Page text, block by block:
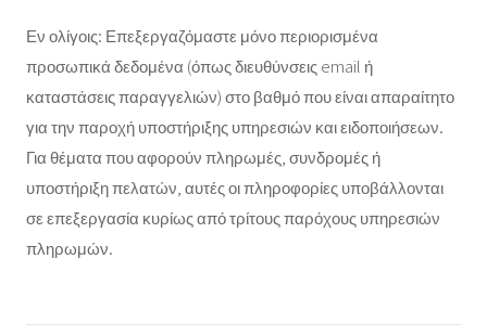
Εν ολίγοις: Επεξεργαζόμαστε μόνο περιορισμένα
προσωπικά δεδομένα (όπως διευθύνσεις email ή
καταστάσεις παραγγελιών) στο βαθμό που είναι απαραίτητο
για την παροχή υποστήριξης υπηρεσιών και ειδοποιήσεων.
Για θέματα που αφορούν πληρωμές, συνδρομές ή
υποστήριξη πελατών, αυτές οι πληροφορίες υποβάλλονται
σε επεξεργασία κυρίως από τρίτους παρόχους υπηρεσιών
πληρωμών.